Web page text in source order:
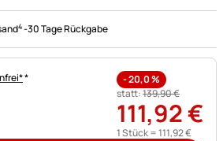
4-30 Tage Rückgabe
*
-20,0%
statt:139,90€
111,92€
1 Stück =111,92€